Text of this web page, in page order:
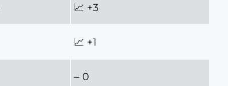
📈 +3
📈 +1
– 0